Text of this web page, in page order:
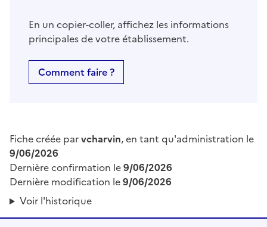
En un copier-coller, affichez les informations
principales de votre établissement.
Comment faire ?
Fiche créée parvcharvin, en tant qu'administration le
9/06/2026
Dernière confirmation le9/06/2026
Dernière modification le9/06/2026
Voir l'historique